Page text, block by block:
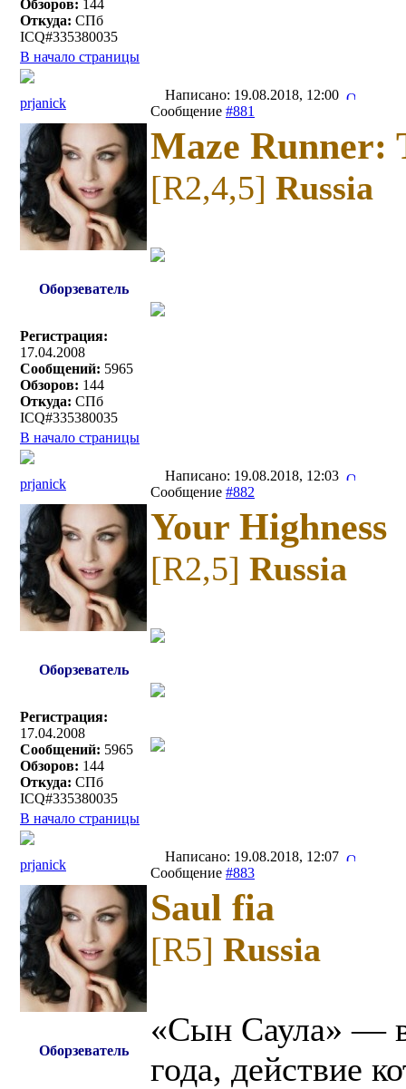
Обзоров: 144
Откуда: СПб
ICQ#335380035
В начало страницы
prjanick
Написано: 19.08.2018, 12:00
Сообщение #881
Оборзеватель
Регистрация:
17.04.2008
Сообщений: 5965
Обзоров: 144
Откуда: СПб
ICQ#335380035
Maze Runner:
[R2,4,5] Russia
В начало страницы
prjanick
Написано: 19.08.2018, 12:03
Сообщение #882
Оборзеватель
Регистрация:
17.04.2008
Сообщений: 5965
Обзоров: 144
Откуда: СПб
ICQ#335380035
Your Highness
[R2,5] Russia
В начало страницы
prjanick
Написано: 19.08.2018, 12:07
Сообщение #883
Оборзеватель
Saul fia
[R5] Russia
«Сын Саула» —
года, действие